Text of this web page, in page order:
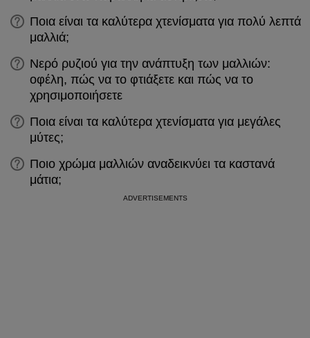
Ποια είναι τα καλύτερα χτενίσματα για πολύ λεπτά
μαλλιά;
Νερό ρυζιού για την ανάπτυξη των μαλλιών:
οφέλη, πώς να το φτιάξετε και πώς να το
χρησιμοποιήσετε
Ποια είναι τα καλύτερα χτενίσματα για μεγάλες
μύτες;
Ποιο χρώμα μαλλιών αναδεικνύει τα καστανά
μάτια;